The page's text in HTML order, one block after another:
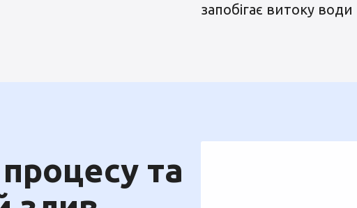
запобігає витоку
та